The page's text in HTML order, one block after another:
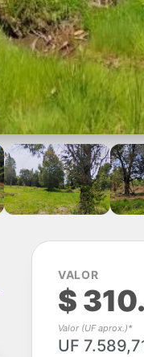
VALOR
$
Valor (UF aprox.)*
UF